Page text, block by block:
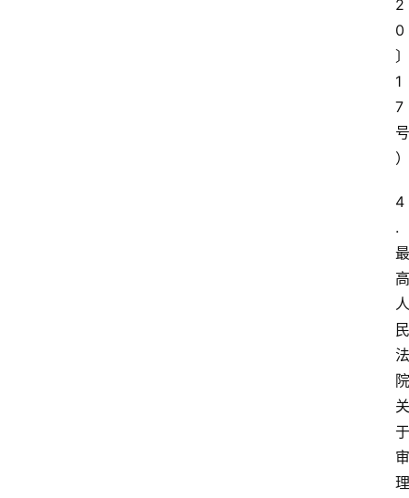
2
0
〕
1
7
号
）
4
.
最
高
人
民
法
院
关
于
审
理